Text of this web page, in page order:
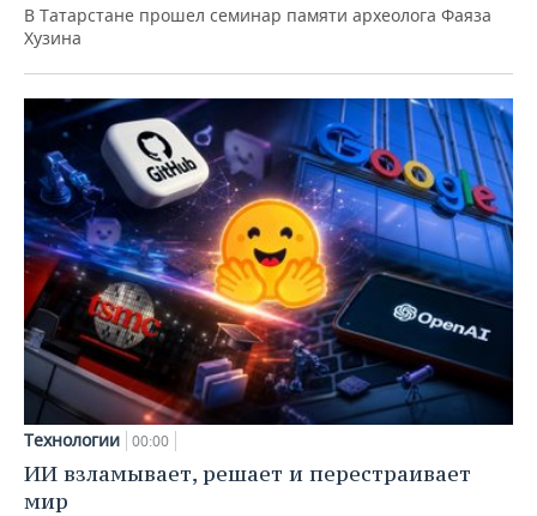
В Татарстане прошел семинар памяти археолога Фаяза
Хузина
Технологии 00:00
ИИ взламывает, решает и перестраивает
мир